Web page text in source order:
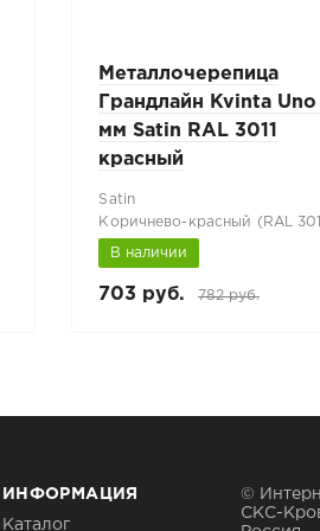
Металлочерепица
Грандлайн Kvinta
мм Satin RAL 3011
красный
Satin
Коричнево-красный (RAL
В наличии
703 руб. 782 руб.
ИНФОРМАЦИЯ
Каталог
©
СКС-